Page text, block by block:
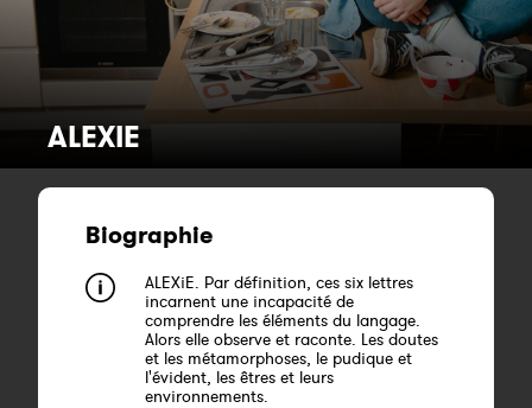
ALEXIE
Biographie
ALEXiE. Par définition, ces six lettres
incarnent une incapacité de
comprendre les éléments du langage.
Alors elle observe et raconte. Les doutes
et les métamorphoses, le pudique et
l'évident, les êtres et leurs
environnements.